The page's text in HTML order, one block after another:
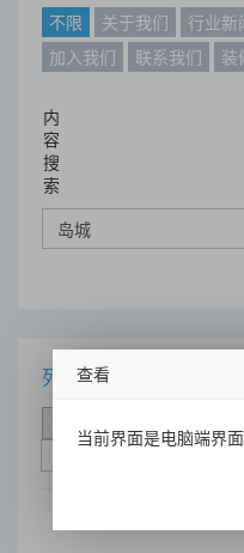
不限
关于我们 行业新
加入我们
联系我们 装
内
容
搜
索
列表查看
当前界面是电脑端界